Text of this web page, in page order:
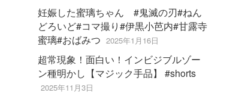
妊娠した蜜璃ちゃん #鬼滅の刃#ねん
どろいど#コマ撮り#伊黒小芭内#甘露寺
蜜璃#おばみつ 2025年1月16日
超常現象！面白い！インビジブルゾー
ン種明かし【マジック手品】 #shorts
2025年11月3日